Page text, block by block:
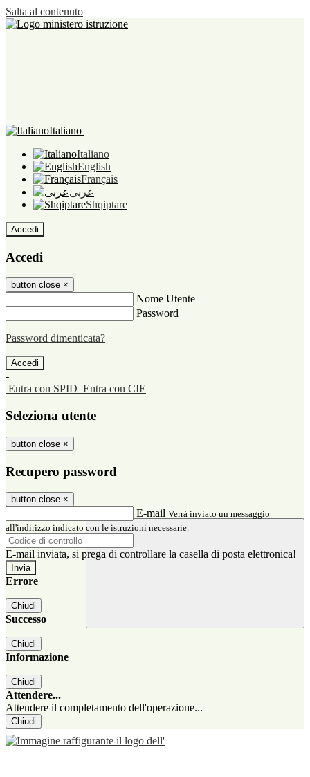
Salta al contenuto
Italiano
Italiano
English
Français
عربى
Shqiptare
Accedi
Accedi
button close ×
Nome Utente
Password
Password dimenticata?
-
Entra con SPID Entra con CIE
Seleziona utente
button close ×
Recupero password
button close ×
E-mail Verrà inviato un messaggio
all'indirizzo indicato con le istruzioni necessarie.
E-mail inviata, si prega di controllare la casella di posta elettronica!
Errore
Chiudi
Successo
Chiudi
Informazione
Chiudi
Attendere...
Attendere il completamento dell'operazione...
Chiudi